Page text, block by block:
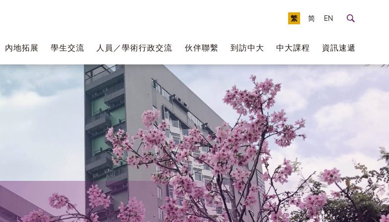
EN
繁 简
內地拓展 學生交流 人員／學術行政交流 伙伴聯繫 到訪中大 中大課程 資訊速遞